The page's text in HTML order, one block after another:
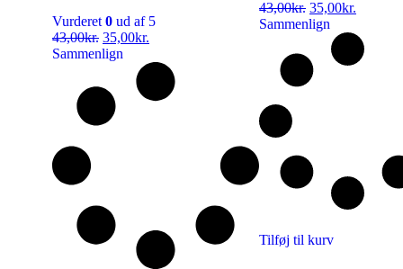
Vurderet 0 ud af 5
43,00kr. 35,00kr.
Sammenlign
43,00kr. 35,00kr.
Sammenlign
Tilføj til kurv